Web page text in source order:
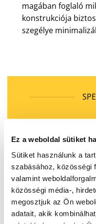
Ez a weboldal sütiket
Sütiket használunk a
szabásához, közösségi
valamint
közösségi média-,
megosztjuk az Ön
adatait, akik
magában foglaló
konstrukciója
szegélye
KÖNNYŰ TEHERBÍRÁS